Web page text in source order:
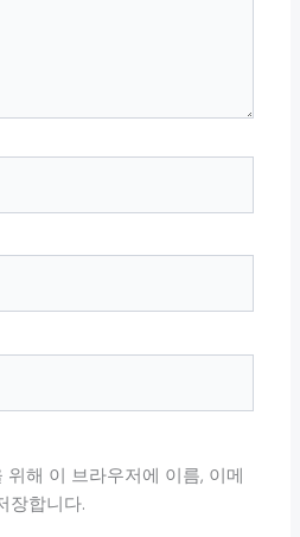
위해 이 브라우저에 이름, 이메
장합니다.